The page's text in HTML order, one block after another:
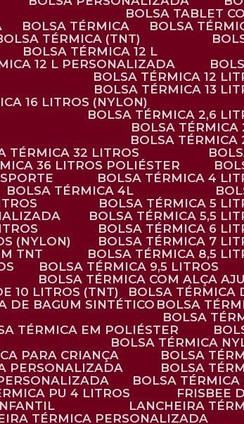
BOLSA TABLET
BOLSA TÉRMICA BOLSA
BOLSA TÉRMICA (TNT)
BOLSA TÉRMICA 12 L
12 L PERSONALIZADA
BOLSA TÉRMICA 12
BOLSA TÉRMICA 13
16 LITROS (NYLON)
BOLSA TÉRMICA 2,6
BOLSA
BOLSA
TÉRMICA 32 LITROS
36 LITROS POLIÉSTER
BOLSA TÉRMICA 4
BOLSA TÉRMICA 4L
BOLSA TÉRMICA 5
BOLSA TÉRMICA 5,5
BOLSA TÉRMICA 6
(NYLON)
BOLSA TÉRMICA 7
TNT
BOLSA TÉRMICA 8,5
BOLSA TÉRMICA 9,5 LITROS
BOLSA TÉRMICA COM ALÇA
10 LITROS (TNT)
BOLSA
DE BAGUM SINTÉTICO
BOLSA
BOLSA
TÉRMICA EM POLIÉSTER
BOLSA TÉRMICA
PARA CRIANÇA
BOLSA
PERSONALIZADA
BOLSA
BOLSA
PU 4 LITROS
FRISBEE
LANCHEIRA
TÉRMICA PERSONALIZADA